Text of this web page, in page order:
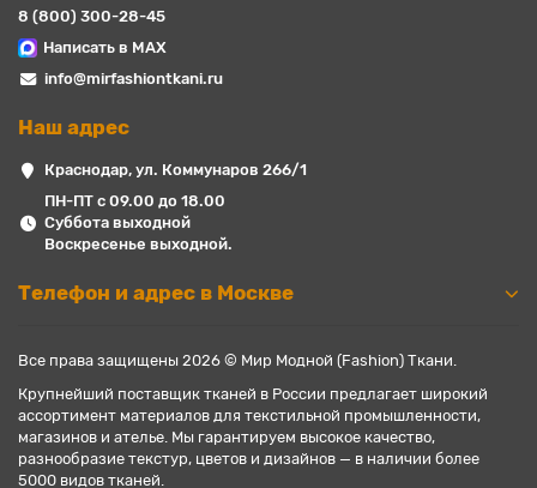
8 (800) 300-28-45
Написать в MAX
info@mirfashiontkani.ru
Наш адрес
Краснодар, ул. Коммунаров 266/1
ПН-ПТ с 09.00 до 18.00
Суббота выходной
Воскресенье выходной.
Телефон и адрес в Москве
Все права защищены 2026 © Мир Модной (Fashion) Ткани.
Крупнейший поставщик тканей в России предлагает широкий
ассортимент материалов для текстильной промышленности,
магазинов и ателье. Мы гарантируем высокое качество,
разнообразие текстур, цветов и дизайнов — в наличии более
5000 видов тканей.